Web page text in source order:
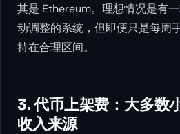
其是 Ethereum。理想情况是有
动调整的系统，但即便只是每周
持在合理区间。
3. 代币上架费：大多数
收入来源